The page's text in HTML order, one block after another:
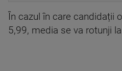
În cazul în care candidații
5,99, media se va rotunji